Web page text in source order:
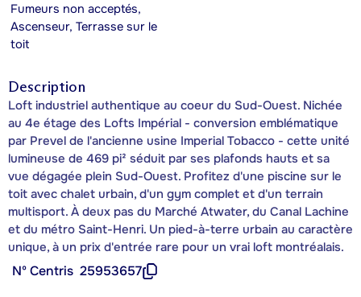
Fumeurs non acceptés,
Ascenseur, Terrasse sur le
toit
Description
Loft industriel authentique au coeur du Sud-Ouest. Nichée
au 4e étage des Lofts Impérial - conversion emblématique
par Prevel de l'ancienne usine Imperial Tobacco - cette unité
lumineuse de 469 pi² séduit par ses plafonds hauts et sa
vue dégagée plein Sud-Ouest. Profitez d'une piscine sur le
toit avec chalet urbain, d'un gym complet et d'un terrain
multisport. À deux pas du Marché Atwater, du Canal Lachine
et du métro Saint-Henri. Un pied-à-terre urbain au caractère
unique, à un prix d'entrée rare pour un vrai loft montréalais.
Nº Centris 25953657